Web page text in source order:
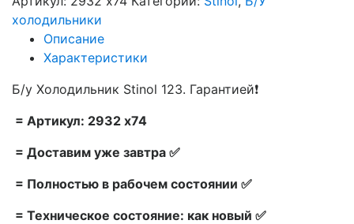
холодильники
Описание
Характеристики
Б/у Холодильник Stinol 123. Гарантией❗
= Артикул: 2932 x74
= Доставим уже завтра ✅
= Полностью в рабочем состоянии ✅
= Техническое состояние: как новый ✅